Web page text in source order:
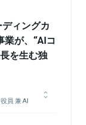
ディングカ
が、“AIコ
を生む独
員 兼 AI
締役